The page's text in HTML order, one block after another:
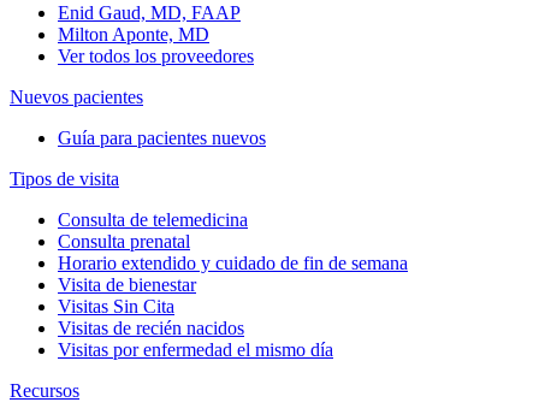
Enid Gaud, MD, FAAP
Milton Aponte, MD
Ver todos los proveedores
Nuevos pacientes
Guía para pacientes nuevos
Tipos de visita
Consulta de telemedicina
Consulta prenatal
Horario extendido y cuidado de fin de semana
Visita de bienestar
Visitas Sin Cita
Visitas de recién nacidos
Visitas por enfermedad el mismo día
Recursos